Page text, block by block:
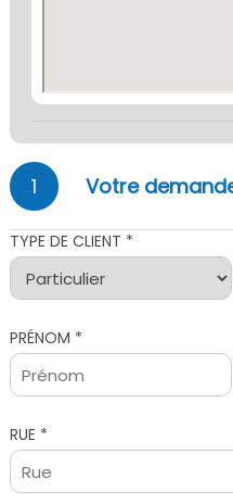
1 Votre
TYPE DE CLIENT *
PRÉNOM *
RUE *